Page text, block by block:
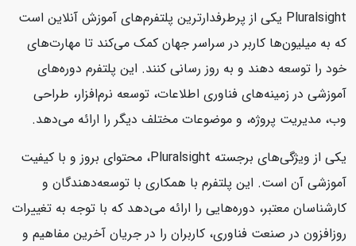
Pluralsight یکی از پرطرفدارترین پلتفرم‌های آموزش آنلاین است
که به میلیون‌ها کاربر در سراسر جهان کمک می‌کند تا مهارت‌های
خود را توسعه دهند و به روز رسانی کنند. این پلتفرم دوره‌های
آموزشی در زمینه‌های فناوری اطلاعات، توسعه نرم‌افزار، طراحی
وب، مدیریت پروژه، و موضوعات مختلف دیگر را ارائه می‌دهد.
یکی از ویژگی‌های برجسته Pluralsight، محتوای بروز و با کیفیت
آموزشی آن است. این پلتفرم با همکاری با توسعه‌دهندگان و
کارشناسان معتبر، دوره‌هایی را ارائه می‌دهد که با توجه به تغییرات
روزافزون در صنعت فناوری، کاربران را در جریان آخرین مفاهیم و